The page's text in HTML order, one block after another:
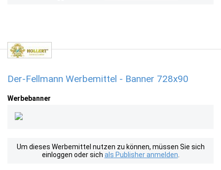
Der-Fellmann Werbemittel - Banner 728x90
Werbebanner
Um dieses Werbemittel nutzen zu können, müssen Sie sich
einloggen oder sich als Publisher anmelden